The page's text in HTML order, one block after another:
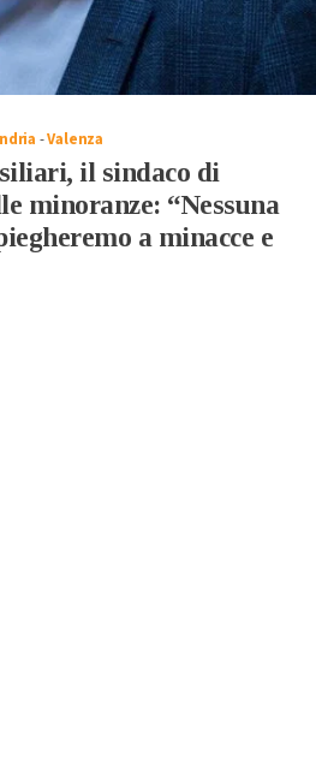
-Valenza
il sindaco di
minoranze: “Nessuna
a minacce e